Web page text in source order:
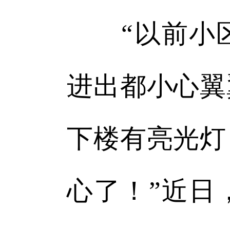
“以前小区
进出都小心
下楼有亮光
心了！”近日